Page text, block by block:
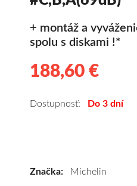
+ montáž a
spolu s diskami !*
188,60 €
ALPIN
Dostupnosť: Do 3 dní
Značka: Michelin